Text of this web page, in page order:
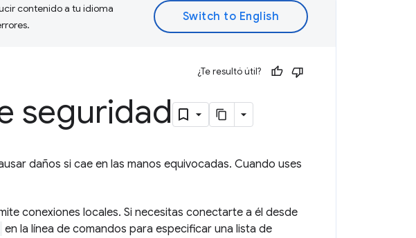
contenido a tu idioma
¿Te resultó útil?
seguridad
daños si cae en las manos equivocadas. Cuando uses
conexiones locales. Si necesitas conectarte a él desde
en la línea de comandos para especificar una lista de